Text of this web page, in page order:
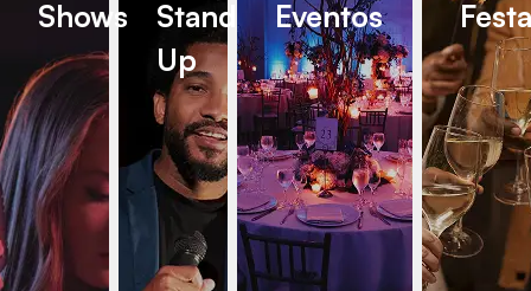
Shows
Stand
Up
Eventos